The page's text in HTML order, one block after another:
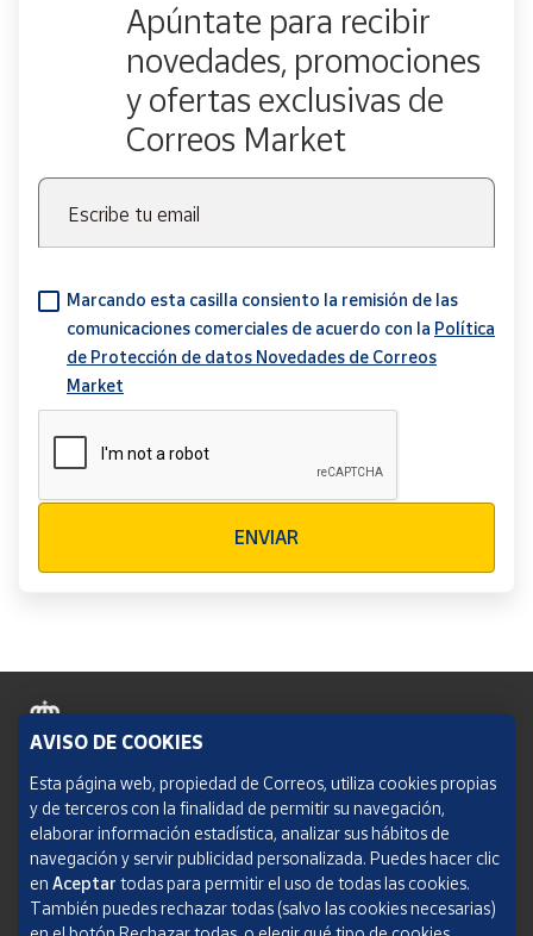
Apúntate para recibir
novedades, promociones
y ofertas exclusivas de
Correos Market
Escribe tu email
Marcando esta casilla consiento la remisión de las
comunicaciones comerciales de acuerdo con la Política
de Protección de datos Novedades de Correos
Market
ENVIAR
Política de cookies
Aviso legal
Condiciones del servicio
Política de Privacidad Web
AVISO DE COOKIES
Esta página web, propiedad de Correos, utiliza cookies propias
y de terceros con la finalidad de permitir su navegación,
elaborar información estadística, analizar sus hábitos de
navegación y servir publicidad personalizada. Puedes hacer clic
en Aceptar todas para permitir el uso de todas las cookies.
También puedes rechazar todas (salvo las cookies necesarias)